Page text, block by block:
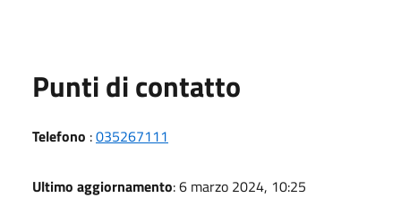
Punti di contatto
Telefono :035267111
Ultimo aggiornamento: 6 marzo 2024, 10:25